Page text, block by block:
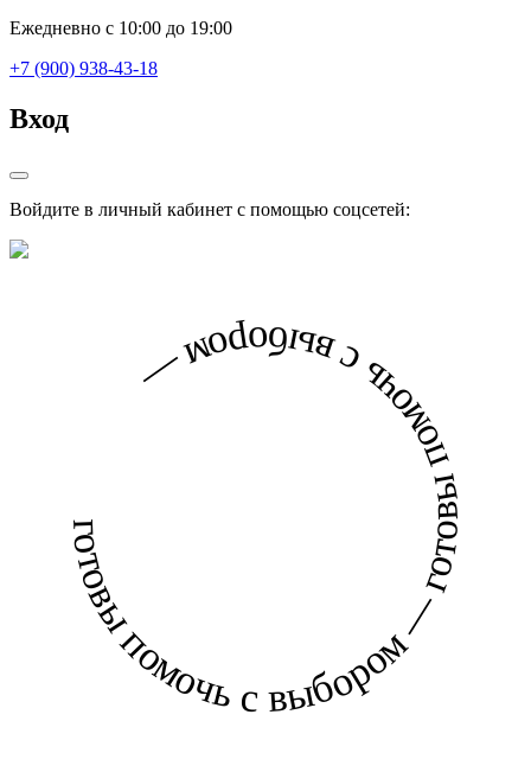
Ежедневно с 10:00 до 19:00
+7 (900) 938-43-18
Вход
Войдите в личный кабинет с помощью соцсетей:
готовы помочь с выбором — готовы помочь с выбором —